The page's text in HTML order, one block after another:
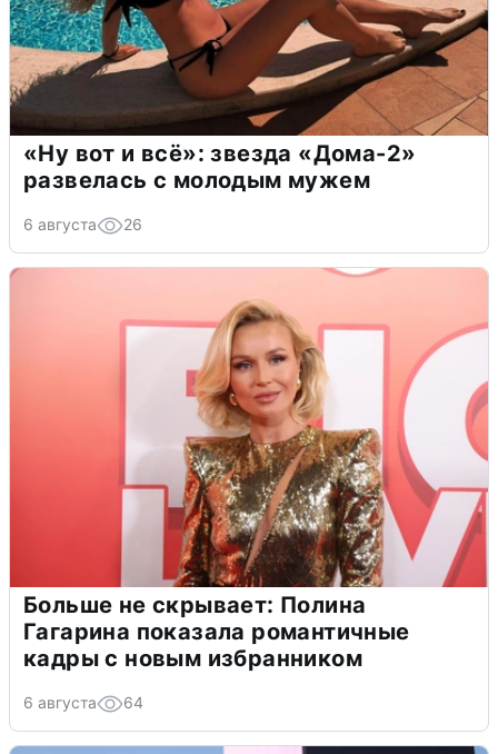
«Ну вот и всё»: звезда «Дома-2»
развелась с молодым мужем
6 августа 26
Больше не скрывает: Полина
Гагарина показала романтичные
кадры с новым избранником
6 августа 64